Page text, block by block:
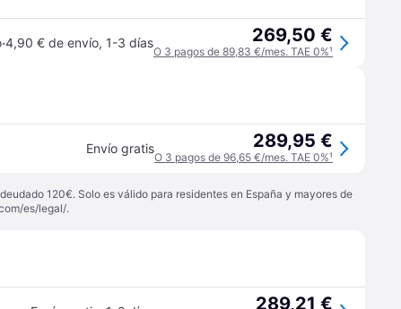
·4,90 € de envío, 1-3 días 269,50 €
O 3 pagos de 89,83 €/mes. TAE 0%¹
Envío gratis 289,95 €
O 3 pagos de 96,65 €/mes. TAE 0%¹
120€. Solo es válido para residentes en España y mayores de
es/legal/.
289,21 €